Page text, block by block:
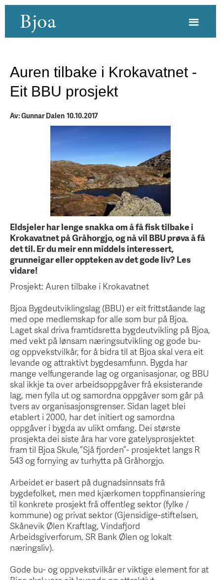
Bjoa
Auren tilbake i Krokavatnet -
Eit BBU prosjekt
Av: Gunnar Dalen 10.10.2017
Eldsjeler har lenge snakka om å få fisk tilbake i
Krokavatnet på Gråhorgjo, og nå vil BBU prøva å få
det til. Er du meir enn middels interessert,
grunneigar eller oppteken av det gode liv? Les
vidare!
Prosjekt: Auren tilbake i Krokavatnet
Bjoa Bygdeutviklingslag (BBU) er eit frittståande lag
med ope medlemskap for alle som bur på Bjoa.
Laget skal driva framtidsretta bygdeutvikling på Bjoa,
med vekt på lønsam næringsutvikling og gode bu-
og oppvekstvilkår, for å bidra til at Bjoa skal vera eit
levande og attraktivt bygdesamfunn. Bygda har
mange velfungerande lag og organisasjonar, og BBU
skal ikkje ta over arbeidsoppgåver frå eksisterande
lag, men fylla ut og samordna oppgåver som går på
tvers av organisasjonsgrenser. Sidan laget blei
etablert i 2000, har det initiert og samordna
oppgåver i bygda av ulikt omfang. Dei største
prosjekta dei siste åra har vore gatelysprosjektet
fram til Bjoa Skule, ”Sjå fjorden”- prosjektet langs R
543 og fornying av turhytta på Gråhorgjo.
Arbeidet er basert på dugnadsinnsats frå
bygdefolket, men med kjærkomen toppfinansiering
til konkrete prosjekt frå offentleg sektor (fylke /
kommune) og privat sektor (Gjensidige-stiftelsen,
Skånevik Ølen Kraftlag, Vindafjord
Arbeidsgiverforum, SR Bank Ølen og lokalt
næringsliv).
Gode bu- og oppvekstvilkår er viktige element for at